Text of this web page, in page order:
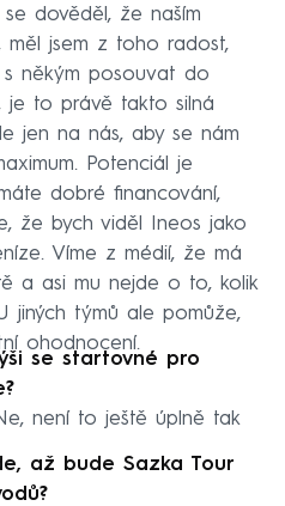
dověděl, že naším
měl jsem z toho radost,
někým posouvat do
je to právě takto silná
jen na nás, aby se nám
Potenciál je
dobré financování,
že bych viděl Ineos jako
Víme z médií, že má
a asi mu nejde o to, kolik
jiných týmů ale pomůže,
ohodnocení.
se startovné pro
není to ještě úplně tak
až bude Sazka Tour